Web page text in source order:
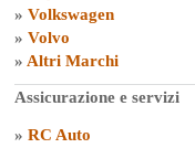
» Volkswagen
» Volvo
» Altri Marchi
Assicurazione e servizi
» RC Auto